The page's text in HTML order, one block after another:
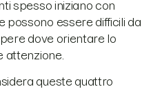
spesso iniziano con
essere difficili da
dove orientare lo
attenzione.
queste quattro